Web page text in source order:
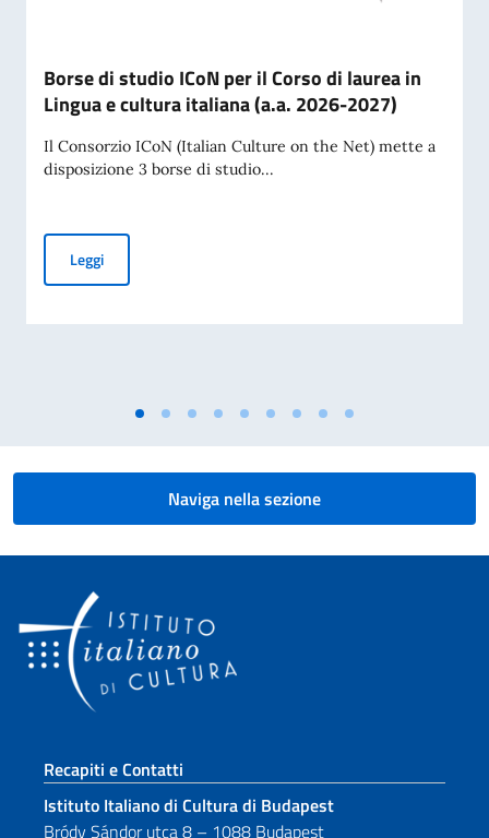
Borse di studio ICoN per il Corso di laurea in
Lingua e cultura italiana (a.a. 2026-2027)
Il Consorzio ICoN (Italian Culture on the Net) mette a
disposizione 3 borse di studio...
LeggiBorse di studio ICoN per il Corso di laurea in Lingua e
Naviga nella sezione
Sezione footer
Recapiti e Contatti
Istituto Italiano di Cultura di Budapest
Bródy Sándor utca 8 – 1088 Budapest